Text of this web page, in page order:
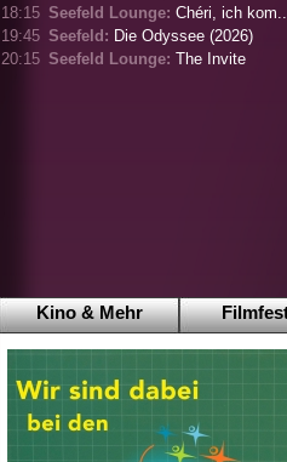
18:15 Seefeld Lounge: Chéri, ich
19:45 Seefeld: Die Odyssee (2026)
20:15 Seefeld Lounge: The Invite
Kino & Mehr